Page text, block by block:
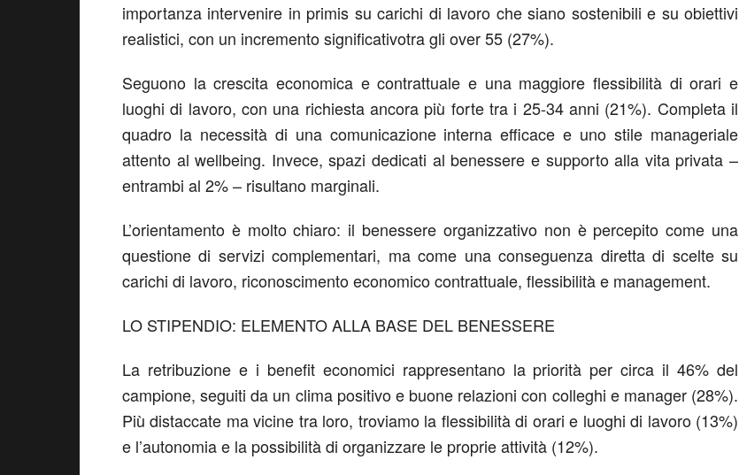
importanza intervenire in primis su carichi di lavoro che siano sostenibili e suobiettivi
realistici, con un incremento significativotra gli over 55 (27%).
Seguono lacrescita economica e contrattuale e una maggioreflessibilità di orari e
luoghi di lavoro, con una richiesta ancora più forte tra i 25-34 anni (21%). Completa il
quadro la necessità di una comunicazione interna efficace e unostile manageriale
attento alwellbeing. Invece,spazi dedicati al benessere e supporto alla vita privata –
entrambi al 2%– risultano marginali.
L’orientamento è molto chiaro: il benessere organizzativo non è percepito come una
questione di servizi complementari, ma come una conseguenza diretta di scelte su
carichi di lavoro, riconoscimento economico contrattuale, flessibilità e management.
LO STIPENDIO: ELEMENTO ALLA BASE DEL BENESSERE
La retribuzionee i benefit economici rappresentano la priorità per circa il46% del
campione, seguiti da un clima positivoe buone relazioni con colleghi e manager (28%).
Più distaccate ma vicine tra loro, troviamo la flessibilitàdi orari e luoghi di lavoro(13%)
e l’autonomia e la possibilità di organizzare le proprie attività (12%).